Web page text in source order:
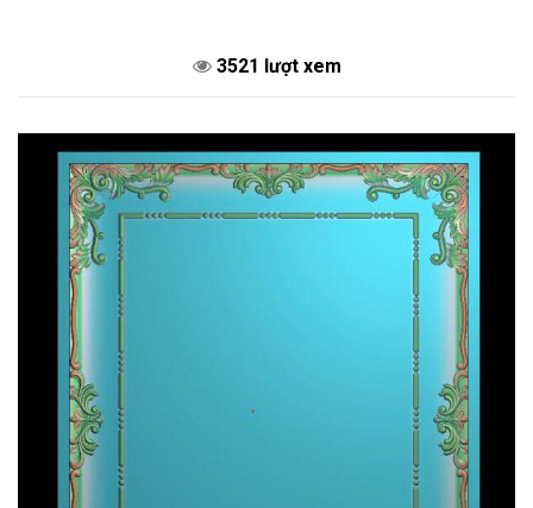
3521 lượt xem